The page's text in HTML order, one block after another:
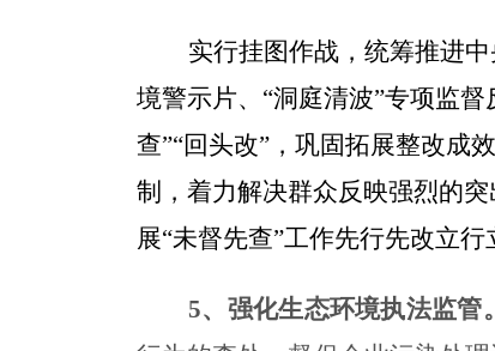
实行挂图作战，统筹推进中
境警示片、 “洞庭清波”专项监督
查”“回头改” ，巩固拓展整改成效
制，着力解决群众反映强烈的
展“未督先查”工作先行先改立行
5、 强化生态环境执法监管。